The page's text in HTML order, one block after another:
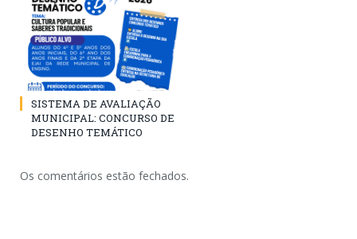
SISTEMA DE AVALIAÇÃO
MUNICIPAL: CONCURSO DE
DESENHO TEMÁTICO
Os comentários estão fechados.